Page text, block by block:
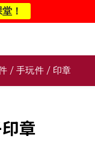
/ 手玩件 / 印章
章
！